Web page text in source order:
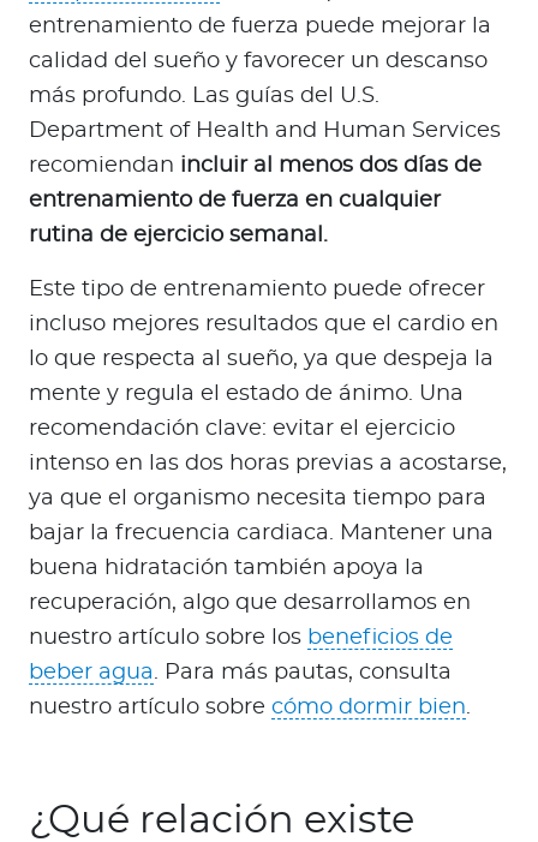
entrenamiento de fuerza puede mejorar la
calidad del sueño y favorecer un descanso
más profundo. Las guías del U.S.
Department of Health and Human Services
recomiendan incluir al menos dos días de
entrenamiento de fuerza en cualquier
rutina de ejercicio semanal.
Este tipo de entrenamiento puede ofrecer
incluso mejores resultados que el cardio en
lo que respecta al sueño, ya que despeja la
mente y regula el estado de ánimo. Una
recomendación clave: evitar el ejercicio
intenso en las dos horas previas a acostarse,
ya que el organismo necesita tiempo para
bajar la frecuencia cardiaca. Mantener una
buena hidratación también apoya la
recuperación, algo que desarrollamos en
nuestro artículo sobre los beneficios de
beber agua. Para más pautas, consulta
nuestro artículo sobre cómo dormir bien.
¿Qué relación existe